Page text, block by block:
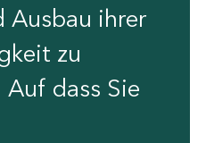
Ausbau ihrer
zu
dass Sie